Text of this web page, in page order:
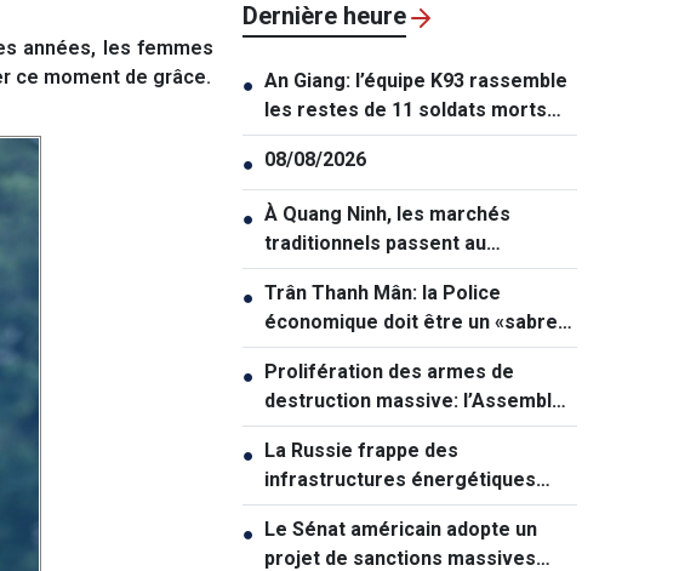
années, les femmes
ce moment de grâce.
Dernière heure
● An Giang: l’équipe K93 rassemble
les restes de 11 soldats morts
pour la Patrie
● 08/08/2026
● À Quang Ninh, les marchés
traditionnels passent au
numérique
● Trân Thanh Mân: la Police
économique doit être un «sabre
tranchant» dans la lutte contre la
criminalité
● Prolifération des armes de
destruction massive: l’Assemblée
nationale veut renforcer la
prévention
● La Russie frappe des
infrastructures énergétiques
vitales de l'Ukraine
● Le Sénat américain adopte un
projet de sanctions massives